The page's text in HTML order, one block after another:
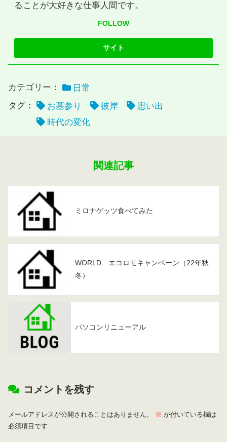
ることが大好きな仕事人間です。
FOLLOW
カテゴリー：
日常
タグ：
お墓参り 彼岸
思い出
時代の変化
関連記事
ミロナゲッツ食べてみた
WORLD エコロモキャンペーン（22年秋
冬）
パソコンリニューアル
コメントを残す
メールアドレスが公開されることはありません。 ※ が付いている欄は
必須項目です